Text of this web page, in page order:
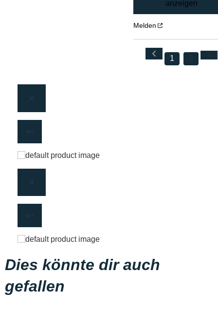
anzeigen
Melden
1 3
Dies könnte dir auch
gefallen